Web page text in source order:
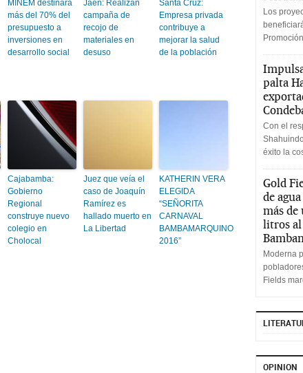
MINEM destinará
más del 70% del
presupuesto a
inversiones en
desarrollo social
Jaén: Realizan
campaña de
recojo de
materiales en
desuso
Santa Cruz:
Empresa privada
contribuye a
mejorar la salud
de la población
Cajabamba:
Gobierno
Regional
construye nuevo
colegio en
Cholocal
Juez que veía el
caso de Joaquín
Ramírez es
hallado muerto en
La Libertad
KATHERIN VERA
ELEGIDA
“SEÑORITA
CARNAVAL
BAMBAMARQUINO
2016”
Los
palta
Con el
éxito la
Gold
de
más
litros al
Moderna
Fields
OPINION